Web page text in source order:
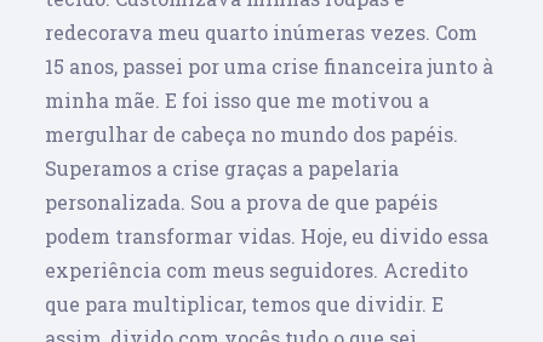
redecorava meu quarto inúmeras vezes. Com
15 anos, passei por uma crise financeira junto à
minha mãe. E foi isso que me motivou a
mergulhar de cabeça no mundo dos papéis.
Superamos a crise graças a papelaria
personalizada. Sou a prova de que papéis
podem transformar vidas. Hoje, eu divido essa
experiência com meus seguidores. Acredito
que para multiplicar, temos que dividir. E